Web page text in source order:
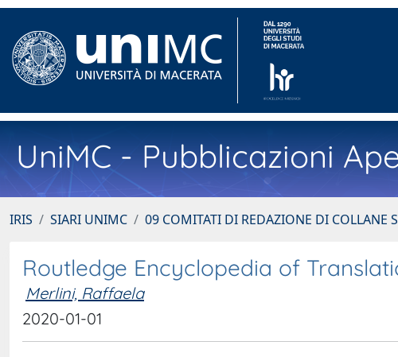
UniMC - Pubblicazioni
IRIS SIARI UNIMC 09 COMITATI DI REDAZIONE DI COLLANE
Routledge Encyclopedia of
Merlini, Raffaela
2020-01-01